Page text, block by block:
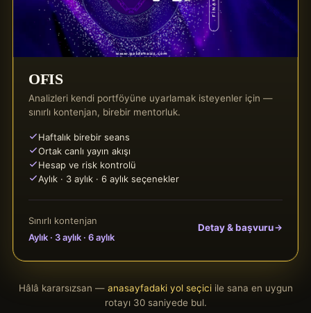
OFIS
Analizleri kendi portföyüne uyarlamak isteyenler için —
sınırlı kontenjan, birebir mentorluk.
Haftalık birebir seans
Ortak canlı yayın akışı
Hesap ve risk kontrolü
Aylık · 3 aylık · 6 aylık seçenekler
Sınırlı kontenjan
Aylık · 3 aylık · 6 aylık
Detay & başvuru
Hâlâ kararsızsan — anasayfadaki yol seçiciile sana en uygun
rotayı 30 saniyede bul.